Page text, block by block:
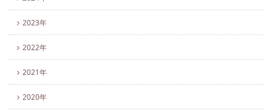
2023年
2022年
2021年
2020年